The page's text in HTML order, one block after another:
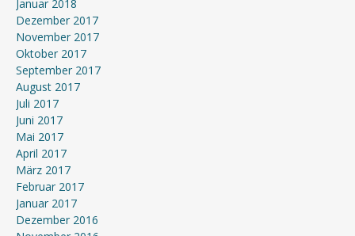
Januar 2018
Dezember 2017
November 2017
Oktober 2017
September 2017
August 2017
Juli 2017
Juni 2017
Mai 2017
April 2017
März 2017
Februar 2017
Januar 2017
Dezember 2016